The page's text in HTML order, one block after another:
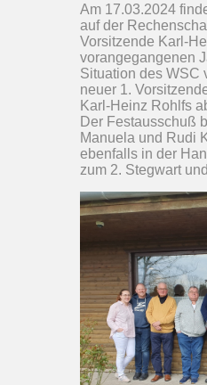
Am 17.03.2024
auf der
Vorsitzende Karl-
vorangegangenen
Situation des WSC
neuer 1.
Karl-Heinz Rohlfs
Der Festausschuß
Manuela und Rudi
ebenfalls in der
zum 2. Stegwart